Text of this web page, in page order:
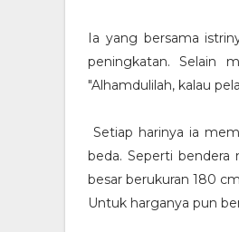
Ia yang bersama
peningkatan. Selain
"Alhamdulilah, kalau
Setiap harinya ia
beda. Seperti bendera
besar berukuran 180
Untuk harganya pun